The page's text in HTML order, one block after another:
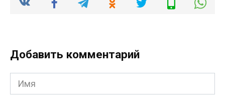
Добавить комментарий
Имя
*